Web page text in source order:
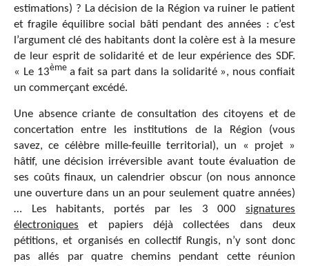
estimations) ? La décision de la Région va ruiner le patient
et fragile équilibre social bâti pendant des années : c’est
l’argument clé des habitants dont la colère est à la mesure
de leur esprit de solidarité et de leur expérience des SDF.
« Le 13ème a fait sa part dans la solidarité », nous confiait
un commerçant excédé.
Une absence criante de consultation des citoyens et de
concertation entre les institutions de la Région (vous
savez, ce célèbre mille-feuille territorial), un « projet »
hâtif, une décision irréversible avant toute évaluation de
ses coûts finaux, un calendrier obscur (on nous annonce
une ouverture dans un an pour seulement quatre années)
… Les habitants, portés par les 3 000 signatures
électroniques et papiers déjà collectées dans deux
pétitions, et organisés en collectif Rungis, n’y sont donc
pas allés par quatre chemins pendant cette réunion